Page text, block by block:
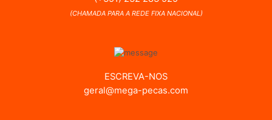
(CHAMADA PARA A REDE FIXA NACIONAL)
ESCREVA-NOS
geral@mega-pecas.com